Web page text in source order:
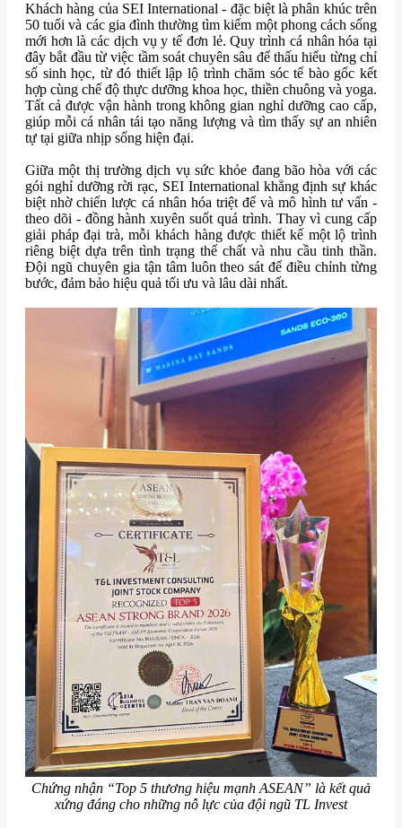
Khách hàng của SEI International - đặc biệt là phân khúc trên
50 tuổi và các gia đình thường tìm kiếm một phong cách sống
mới hơn là các dịch vụ y tế đơn lẻ. Quy trình cá nhân hóa tại
đây bắt đầu từ việc tầm soát chuyên sâu để thấu hiểu từng chỉ
số sinh học, từ đó thiết lập lộ trình chăm sóc tế bào gốc kết
hợp cùng chế độ thực dưỡng khoa học, thiền chuông và yoga.
Tất cả được vận hành trong không gian nghỉ dưỡng cao cấp,
giúp mỗi cá nhân tái tạo năng lượng và tìm thấy sự an nhiên
tự tại giữa nhịp sống hiện đại.
Giữa một thị trường dịch vụ sức khỏe đang bão hòa với các
gói nghỉ dưỡng rời rạc, SEI International khẳng định sự khác
biệt nhờ chiến lược cá nhân hóa triệt để và mô hình tư vấn -
theo dõi - đồng hành xuyên suốt quá trình. Thay vì cung cấp
giải pháp đại trà, mỗi khách hàng được thiết kế một lộ trình
riêng biệt dựa trên tình trạng thể chất và nhu cầu tinh thần.
Đội ngũ chuyên gia tận tâm luôn theo sát để điều chỉnh từng
bước, đảm bảo hiệu quả tối ưu và lâu dài nhất.
Chứng nhận “Top 5 thương hiệu mạnh ASEAN” là kết quả
xứng đáng cho những nỗ lực của đội ngũ TL Invest